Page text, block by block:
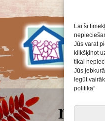
Lai šī
Jūs varat
klikšķinot
tikai
Jūs
Iegūt
politika”